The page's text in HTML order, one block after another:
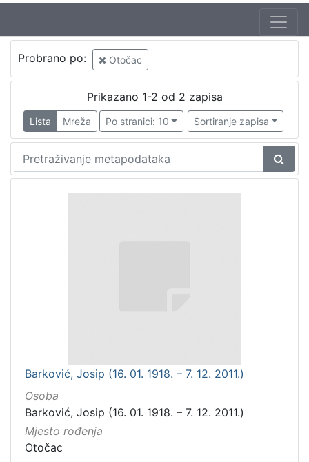
Probrano po: Otočac
Prikazano 1-2 od 2 zapisa
Lista Mreža Po stranici: 10 Sortiranje zapisa
Barković, Josip (16. 01. 1918. – 7. 12. 2011.)
Osoba
Barković, Josip (16. 01. 1918. – 7. 12. 2011.)
Mjesto rođenja
Otočac